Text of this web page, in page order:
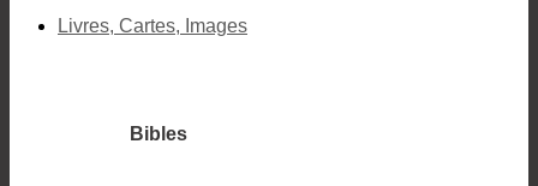
Livres, Cartes, Images
Bibles